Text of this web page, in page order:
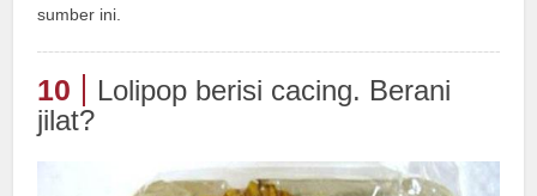
sumber ini.
10
Lolipop berisi cacing. Berani
jilat?